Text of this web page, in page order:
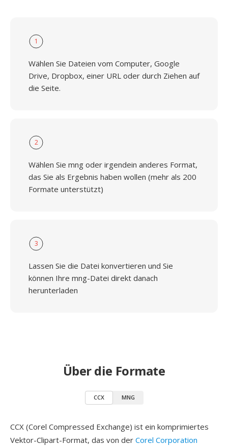
1
Wählen Sie Dateien vom Computer, Google
Drive, Dropbox, einer URL oder durch Ziehen auf
die Seite.
2
Wählen Sie mng oder irgendein anderes Format,
das Sie als Ergebnis haben wollen (mehr als 200
Formate unterstützt)
3
Lassen Sie die Datei konvertieren und Sie
können Ihre mng-Datei direkt danach
herunterladen
Über die Formate
CCX MNG
CCX (Corel Compressed Exchange) ist ein komprimiertes
Vektor-Clipart-Format, das von der Corel Corporation